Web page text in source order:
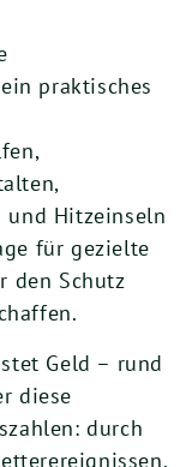
praktisches
und Hitzeinseln
für gezielte
den Schutz
Geld – rund
diese
durch